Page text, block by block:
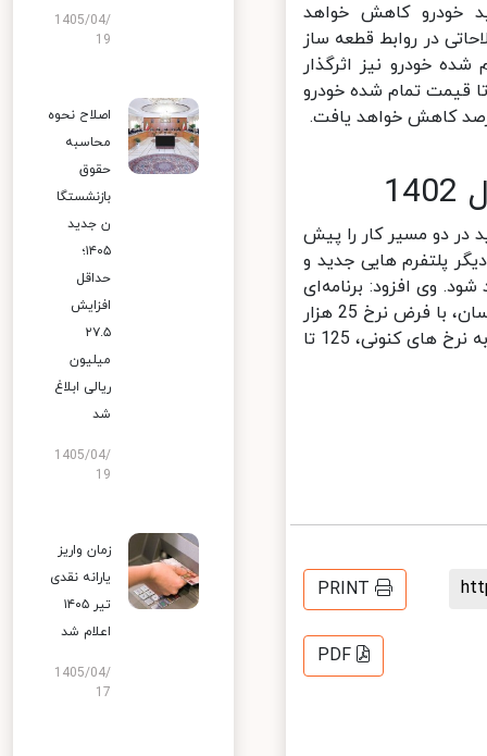
خودرو کاهش خواهد
در روابط قطعه ساز
تمام شده خودرو نیز اثرگذار
قیمت تمام شده خودرو
دو مسیر کار را پیش
پلتفرم ‌هایی جدید و
۳۰۰ هزار دستگاه تولید شود. وی افزود: برنامه‌ای
برای تولید خودروی اقتصادی داخلی در شهریور ۱۴۰۲ وجود دارد. به گزارش خراسان، با فرض نرخ 25 هزار
تومان برای هر دلار می توان گفت که خودروی اقتصادی مد نظر وزارت صمت به نرخ های کنونی، 125 تا
PRINT
PDF
1405/04/
19
اصلاح نحوه
محاسبه
حقوق
بازنشستگا
ن جدید
۱۴۰۵؛
حداقل
افزایش
۲۷.۵
میلیون
ریالی ابلاغ
شد
1405/04/
19
زمان واریز
یارانه نقدی
تیر ۱۴۰۵
اعلام شد
1405/04/
17